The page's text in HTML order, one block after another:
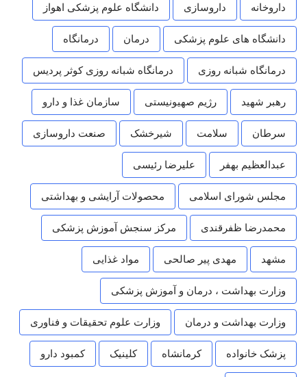
داروخانه داروسازی دانشگاه علوم پزشکی اهواز
دانشگاه های علوم پزشکی درمان درمانگاه
درمانگاه شبانه روزی درمانگاه شبانه روزی کوثر پردیس
رهبر شهید رژیم صهیونیستی سازمان غذا و دارو
سرطان سلامت شیرخشک صنعت داروسازی
عبدالعظیم بهفر علیرضا رئیسی
مجلس شورای اسلامی محصولات آرایشی و بهداشتی
محمدرضا ظفرقندی مرکز سنجش آموزش پزشکی
مشهد مهدی پیر صالحی مواد غذایی
وزارت بهداشت ، درمان و آموزش پزشکی
وزارت بهداشت و درمان وزارت علوم تحقیقات و فناوری
پزشک خانواده کرمانشاه کلینیک کمبود دارو